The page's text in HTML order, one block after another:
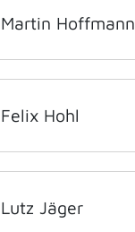
Martin Hoffmann
Felix Hohl
Lutz Jäger